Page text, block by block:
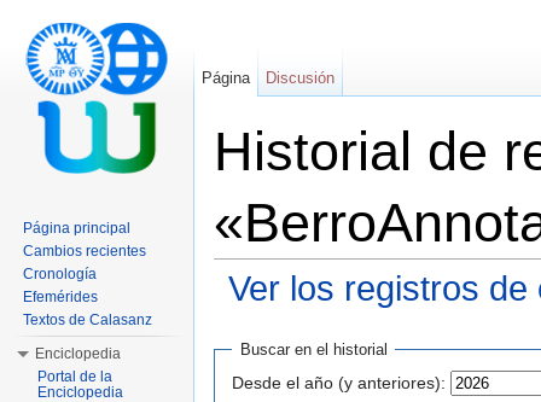
Historial de
Ver los registros de
Buscar en el historial
Desde el año (y anteriores):
Página Discusión
Página principal
Cambios recientes
Cronología
Efemérides
Textos de Calasanz
Enciclopedia
Portal de la
Enciclopedia